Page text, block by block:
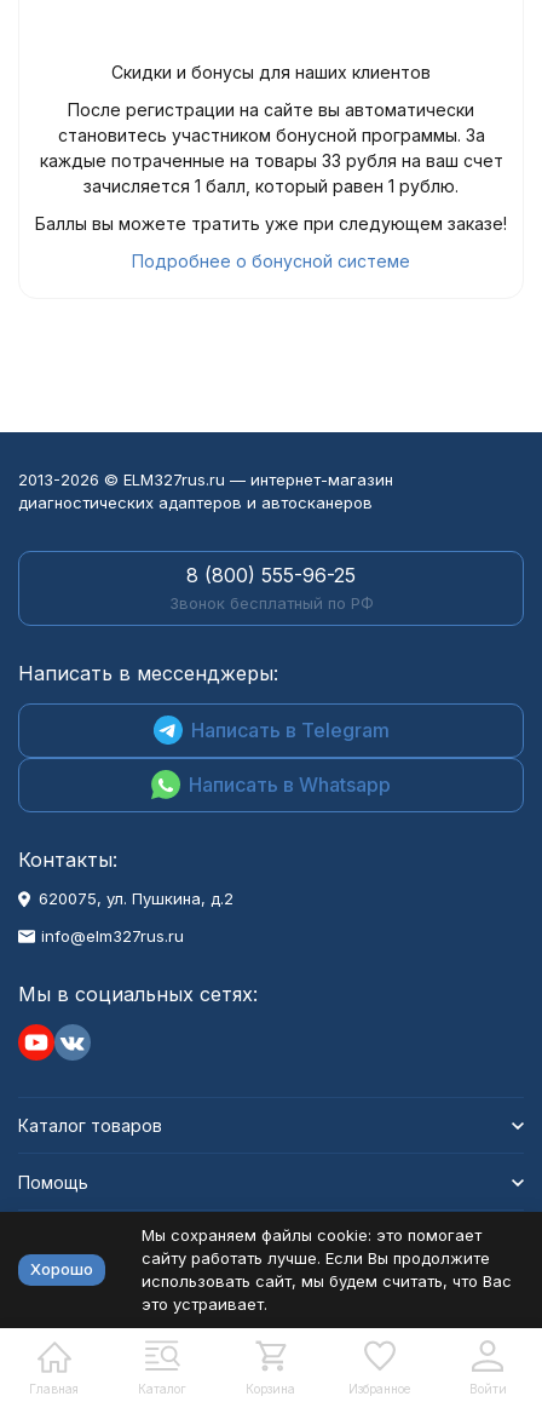
Скидки и бонусы для наших клиентов
После регистрации на сайте вы автоматически
становитесь участником бонусной программы. За
каждые потраченные на товары 33 рубля на ваш счет
зачисляется 1 балл, который равен 1 рублю.
Баллы вы можете тратить уже при следующем заказе!
Подробнее о бонусной системе
Главная Каталог Корзина Избранное Войти
2013-2026 © ELM327rus.ru — интернет-магазин
диагностических адаптеров и автосканеров
8 (800) 555-96-25
Звонок бесплатный по РФ
Написать в мессенджеры:
Написать в Telegram
Написать в Whatsapp
Контакты:
620075, ул. Пушкина, д.2
info@elm327rus.ru
Мы в социальных сетях:
Каталог товаров
Помощь
Политика персональных данных
Разработано в bodysite.ru
Хорошо
Мы сохраняем файлы cookie: это помогает
сайту работать лучше. Если Вы продолжите
использовать сайт, мы будем считать, что Вас
это устраивает.